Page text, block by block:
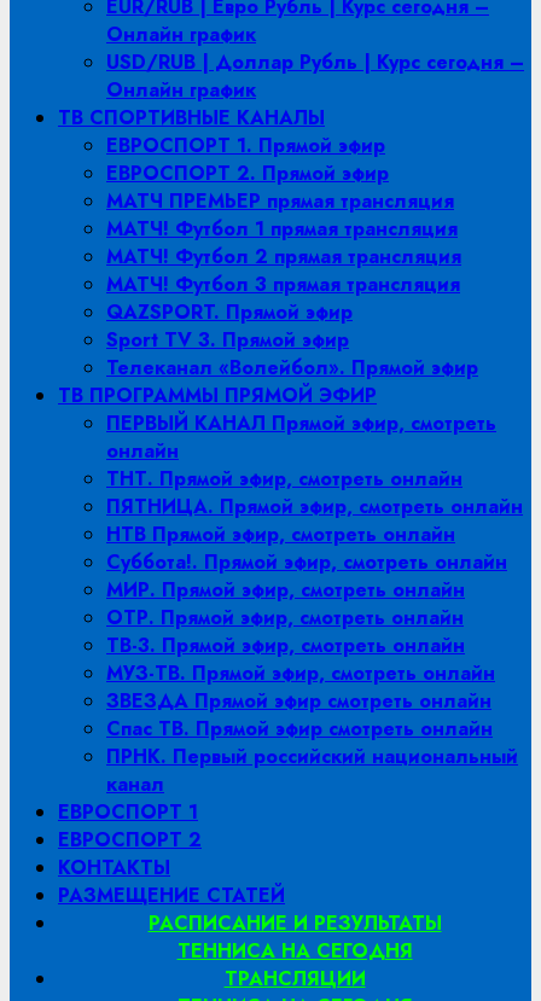
EUR/RUB | Евро Рубль | Курс сегодня –
Онлайн график
USD/RUB | Доллар Рубль | Курс сегодня –
Онлайн график
ТВ СПОРТИВНЫЕ КАНАЛЫ
ЕВРОСПОРТ 1. Прямой эфир
ЕВРОСПОРТ 2. Прямой эфир
МАТЧ ПРЕМЬЕР прямая трансляция
МАТЧ! Футбол 1 прямая трансляция
МАТЧ! Футбол 2 прямая трансляция
МАТЧ! Футбол 3 прямая трансляция
QAZSPORT. Прямой эфир
Sport TV 3. Прямой эфир
Телеканал «Волейбол». Прямой эфир
ТВ ПРОГРАММЫ ПРЯМОЙ ЭФИР
ПЕРВЫЙ КАНАЛ Прямой эфир, смотреть
онлайн
ТНТ. Прямой эфир, смотреть онлайн
ПЯТНИЦА. Прямой эфир, смотреть онлайн
НТВ Прямой эфир, смотреть онлайн
Суббота!. Прямой эфир, смотреть онлайн
МИР. Прямой эфир, смотреть онлайн
ОТР. Прямой эфир, смотреть онлайн
ТВ-3. Прямой эфир, смотреть онлайн
МУЗ-ТВ. Прямой эфир, смотреть онлайн
ЗВЕЗДА Прямой эфир смотреть онлайн
Спас ТВ. Прямой эфир смотреть онлайн
ПРНК. Первый российский национальный
канал
ЕВРОСПОРТ 1
ЕВРОСПОРТ 2
КОНТАКТЫ
РАЗМЕЩЕНИЕ СТАТЕЙ
РАСПИСАНИЕ И РЕЗУЛЬТАТЫ
ТЕННИСА НА СЕГОДНЯ
ТРАНСЛЯЦИИ